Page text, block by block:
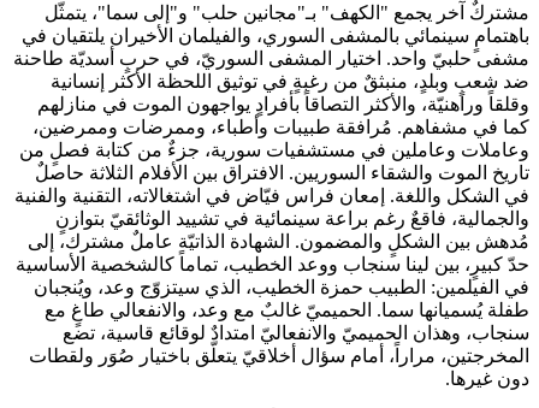
مشتركٌ آخر يجمع "الكهف" بـ"مجانين حلب" و"إلى سما"، يتمثّل
باهتمامٍ سينمائي بالمشفى السوري، والفيلمان الأخيران يلتقيان في
مشفى حلبيّ واحد. اختيار المشفى السوريّ، في حربٍ أسديّة طاحنة
ضد شعبٍ وبلدٍ، منبثقٌ من رغبةٍ في توثيق اللحظة الأكثر إنسانية
وقلقاً وراهنيّة، والأكثر التصاقاً بأفرادٍ يواجهون الموت في منازلهم
كما في مشفاهم. مُرافقة طبيبات وأطباء، وممرضات وممرضين،
وعاملات وعاملين في مستشفيات سورية، جزءٌ من كتابة فصلٍ من
تاريخ الموت والشقاء السوريين. الافتراق بين الأفلام الثلاثة حاصلٌ
في الشكل واللغة. إمعان فراس فيّاض في اشتغالاته، التقنية والفنية
والجمالية، فاقعٌ رغم براعة سينمائية في تشييد الوثائقيّ بتوازنٍ
مُدهش بين الشكلٍ والمضمون. الشهادة الذاتيّة عاملٌ مشترك، إلى
حدّ كبيرٍ، بين لينا سنجاب ووعد الخطيب، تماماً كالشخصية الأساسية
في الفيلمين: الطبيب حمزة الخطيب، الذي سيتزوّج وعد، ويُنجبان
طفلة يُسميانها سما. الحميميّ غالبٌ مع وعد، والانفعالي طاغٍ مع
سنجاب، وهذان الحميميّ والانفعاليّ امتدادٌ لوقائع قاسية، تضع
المخرجتين، مراراً، أمام سؤال أخلاقيّ يتعلّق باختيار صُوَر ولقطات
دون غيرها.